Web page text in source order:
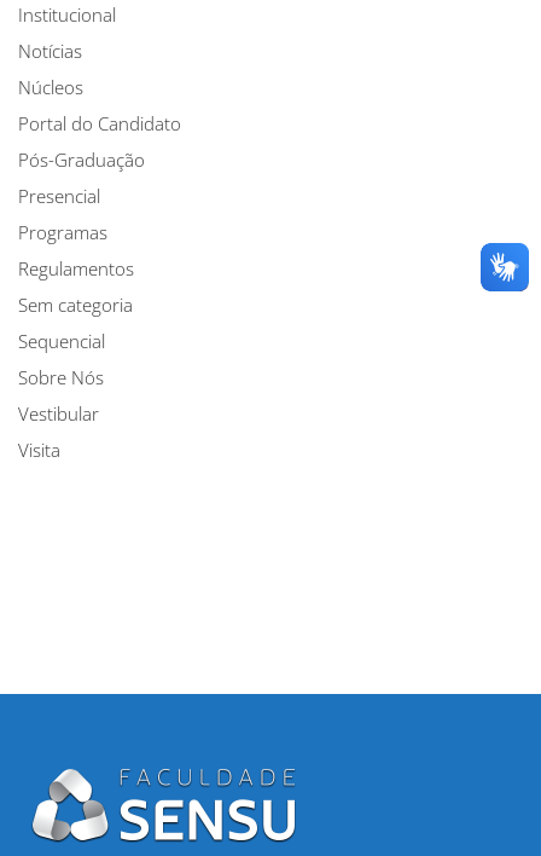
Institucional
Notícias
Núcleos
Portal do Candidato
Pós-Graduação
Presencial
Programas
Regulamentos
Sem categoria
Sequencial
Sobre Nós
Vestibular
Visita